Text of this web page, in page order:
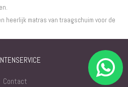
heerlijk matras van traagschuim voor de
Contact